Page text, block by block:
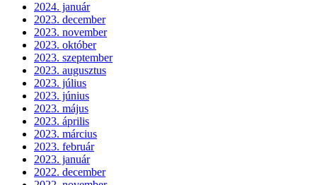
2024. január
2023. december
2023. november
2023. október
2023. szeptember
2023. augusztus
2023. július
2023. június
2023. május
2023. április
2023. március
2023. február
2023. január
2022. december